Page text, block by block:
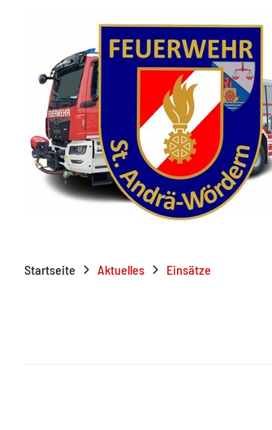
Startseite Aktuelles Einsätze